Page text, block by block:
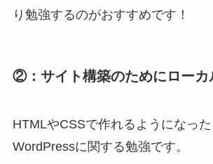
り勉強するのがおすすめです！
②：サイト構築のためにローカ
HTMLやCSSで作れるようになっ
WordPressに関する勉強です。